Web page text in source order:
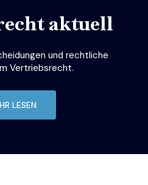
aktuell
und rechtliche
Vertriebsrecht.
LESEN